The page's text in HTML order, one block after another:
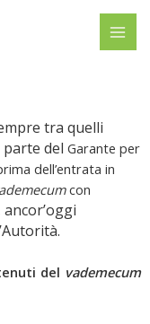
tra quelli
del Garante per
dell’entrata in
con
ancor’oggi
del vademecum